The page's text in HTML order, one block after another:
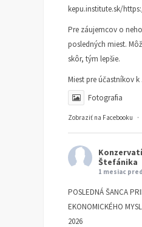
kepu.institute.sk/
Pre záujemcov o
posledných miest.
skôr, tým lepšie.
Miest pre účastníkov k
Fotografia
Zobraziť na Facebooku ·
Štefánika
1 mesiac pred
POSLEDNÁ ŠANCA
EKONOMICKÉHO
2026